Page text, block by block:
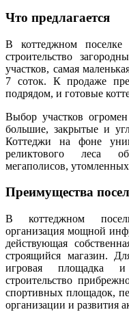
Что предлагается
В коттеджном поселке
строительство
участков, самая
7 соток. К продаже
подрядом, и готовые
Выбор участков
большие, закрытые и
Коттеджи на фоне
реликтового леса
мегаполисов,
Преимущества
В коттеджном
организация мощной
действующая
строящийся магазин.
игровая площадка
строительство
спортивных площадок,
организации и развития